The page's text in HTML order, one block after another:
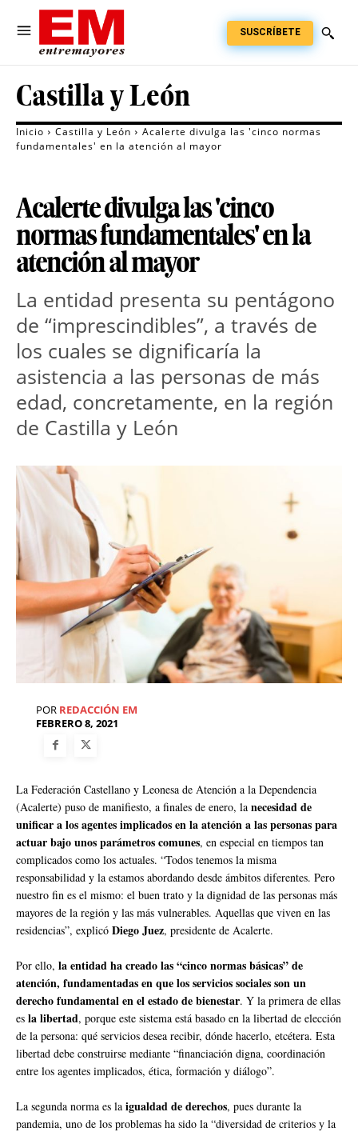
SUSCRÍBETE
Castilla y León
Inicio Castilla y León
Acalerte divulga las 'cinco normas
fundamentales' en la atención al mayor
Acalerte divulga las 'cinco
normas fundamentales' en la
atención al mayor
La entidad presenta su pentágono
de “imprescindibles”, a través de
los cuales se dignificaría la
asistencia a las personas de más
edad, concretamente, en la región
de Castilla y León
POR REDACCIÓN EM
FEBRERO 8, 2021
La Federación Castellano y Leonesa de Atención a la Dependencia
(Acalerte) puso de manifiesto, a finales de enero, la necesidad de
unificar a los agentes implicados en la atención a las personas para
actuar bajo unos parámetros comunes, en especial en tiempos tan
complicados como los actuales. “Todos tenemos la misma
responsabilidad y la estamos abordando desde ámbitos diferentes. Pero
nuestro fin es el mismo: el buen trato y la dignidad de las personas más
mayores de la región y las más vulnerables. Aquellas que viven en las
residencias”, explicó Diego Juez, presidente de Acalerte.
Por ello, la entidad ha creado las “cinco normas básicas” de
atención, fundamentadas en que los servicios sociales son un
derecho fundamental en el estado de bienestar. Y la primera de ellas
es la libertad, porque este sistema está basado en la libertad de elección
de la persona: qué servicios desea recibir, dónde hacerlo, etcétera. Esta
libertad debe construirse mediante “financiación digna, coordinación
entre los agentes implicados, ética, formación y diálogo”.
La segunda norma es la igualdad de derechos, pues durante la
pandemia, uno de los problemas ha sido la “diversidad de criterios y la